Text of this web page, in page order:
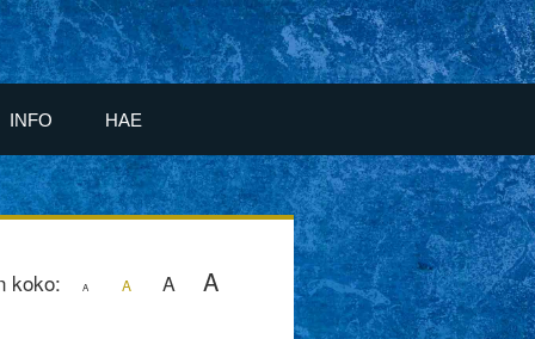
INFO HAE
koko: A A A A